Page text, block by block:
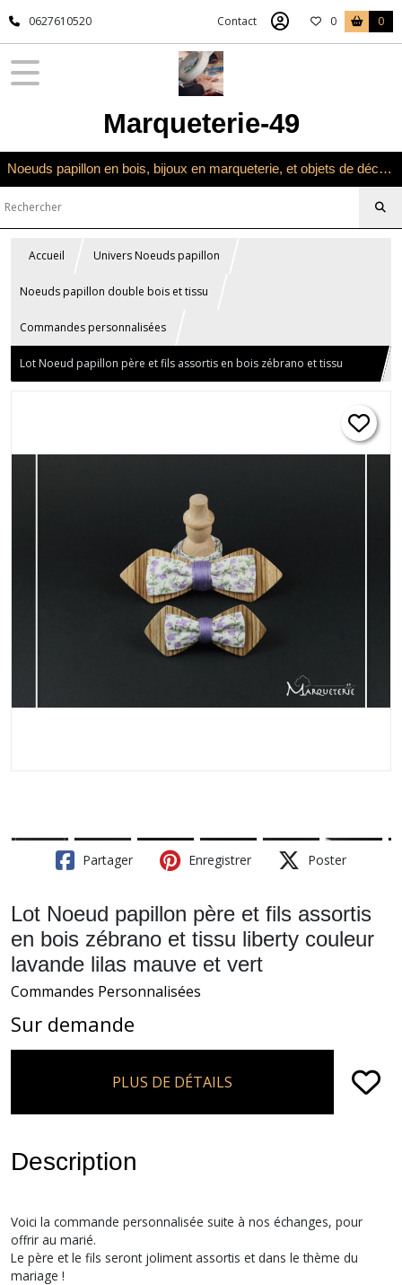
0627610520 Contact 0 0
Marqueterie-49
Noeuds papillon en bois, bijoux en marqueterie, et objets de décoration en marqueterie bois
Accueil Univers Noeuds papillon
Noeuds papillon double bois et tissu
Commandes personnalisées
Lot Noeud papillon père et fils assortis en bois zébrano et tissu
Partager Enregistrer Poster
Lot Noeud papillon père et fils assortis
en bois zébrano et tissu liberty couleur
lavande lilas mauve et vert
Commandes Personnalisées
Sur demande
PLUS DE DÉTAILS
Description
Voici la commande personnalisée suite à nos échanges, pour
offrir au marié.
Le père et le fils seront joliment assortis et dans le thème du
mariage !